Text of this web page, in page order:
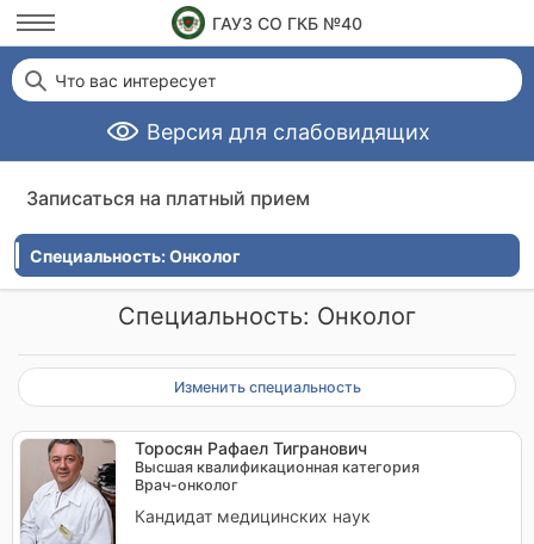
ГАУЗ СО ГКБ №40
Версия для слабовидящих
Что вас интересует
Записаться на платный прием
Специальность: Онколог
Специальность: Онколог
Изменить специальность
Торосян Рафаел Тигранович
Высшая квалификационная категория
Врач-онколог
Кандидат медицинских наук